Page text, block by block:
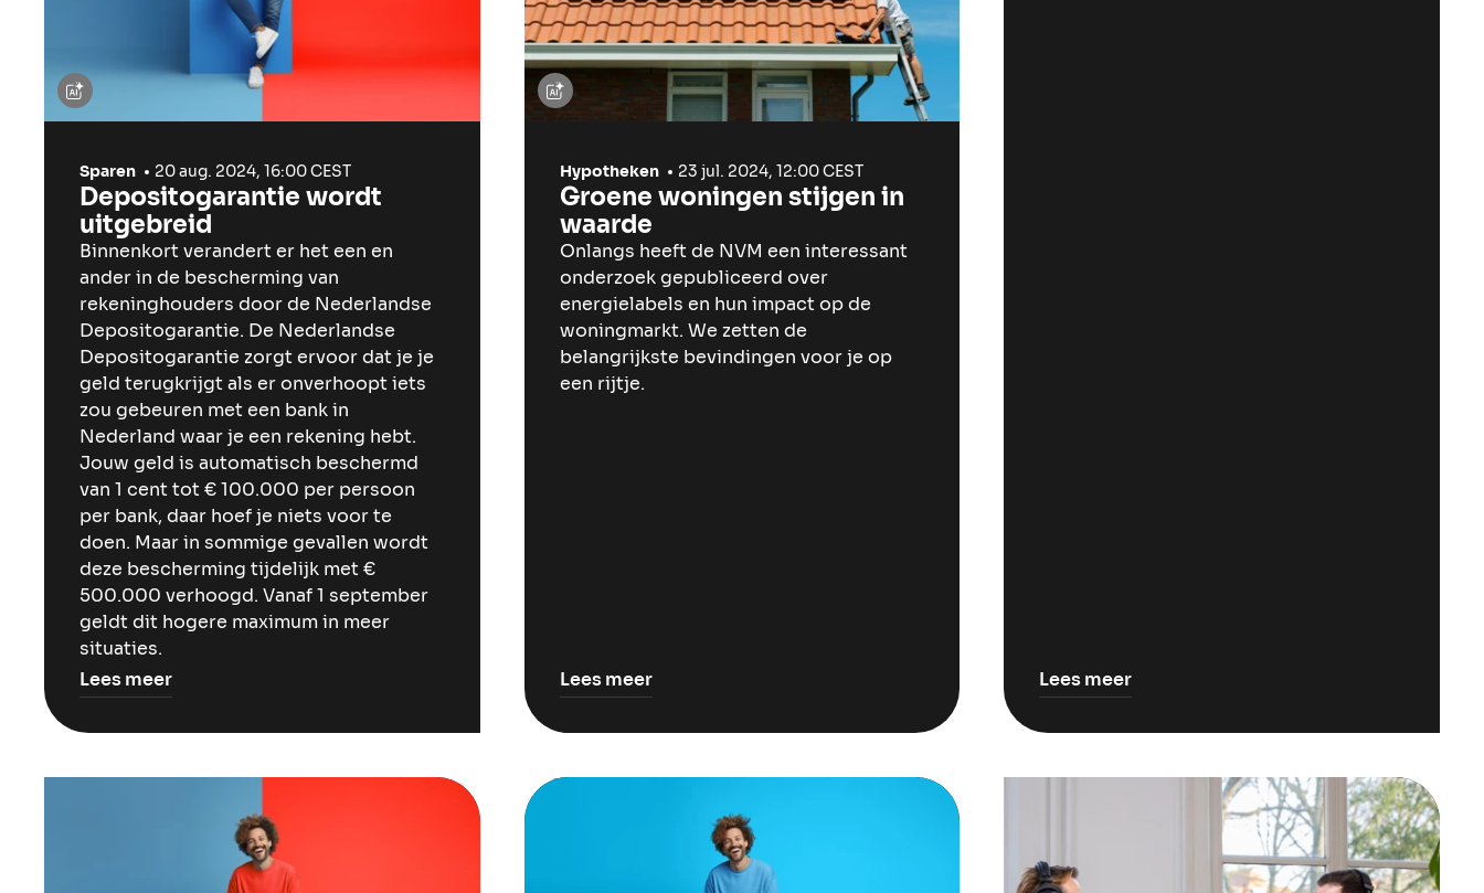
Sparen 20 aug. 2024, 16:00 CEST
Depositogarantie wordt
uitgebreid
Binnenkort verandert er het een en
ander in de bescherming van
rekeninghouders door de Nederlandse
Depositogarantie. De Nederlandse
Depositogarantie zorgt ervoor dat je je
geld terugkrijgt als er onverhoopt iets
zou gebeuren met een bank in
Nederland waar je een rekening hebt.
Jouw geld is automatisch beschermd
van 1 cent tot € 100.000 per persoon
per bank, daar hoef je niets voor te
doen. Maar in sommige gevallen wordt
deze bescherming tijdelijk met €
500.000 verhoogd. Vanaf 1 september
geldt dit hogere maximum in meer
situaties.
Lees meer
Hypotheken 23 jul. 2024, 12:00 CEST
Groene woningen stijgen in
waarde
Onlangs heeft de NVM een interessant
onderzoek gepubliceerd over
energielabels en hun impact op de
woningmarkt. We zetten de
belangrijkste bevindingen voor je op
een rijtje.
Lees meer Lees meer